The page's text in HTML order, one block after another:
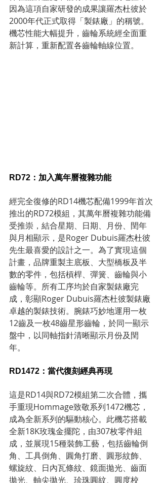
因為這項自家研發的成果讓羅杰杜彼於
2000年代正式取得「製錶廠」的稱號。
機芯性能大幅提升，齒輪系統經全面重
新計算，重新配置各齒輪軸線位置。
RD72：加入萬年曆複雜功能
經完全復修的RD14機芯配備1999年首次
推出的RD72模組，其萬年曆複雜功能備
受推崇，結合星期、日期、月份、閏年
與月相顯示，是Roger Dubuis羅杰杜彼
先生最喜愛的設計之一。為了實現這個
計畫，品牌重製主底板、大型橋板及半
數的零件，包括槓桿、彈簧、齒輪與小
齒輪等。所有工序均於自家製錶廠完
成，彰顯Roger Dubuis羅杰杜彼製錶廠
卓越的製錶技術。腕錶巧妙地運用一枚
12齒及一枚48齒星形齒輪，於同一顯示
盤中，以同軸指針清晰顯示月份及閏
年。
RD1472：當代復刻經典再現
這是RD14與RD72模組第二次合體，攜
手重現Hommage致敬系列1472機芯，
成為全新系列的驅動核心。此機芯搭載
全新18K玫瑰金擺陀，由307枚零件組
成，並展現15種裝飾工藝，包括齒輪倒
角、工具倒角、圓角打磨、圓形紋飾、
螺旋紋、日內瓦條紋、鏡面拋光、齒面
拋光、軸尖拋光、珍珠圓紋、圓度校